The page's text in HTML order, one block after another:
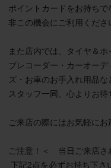
ポイントカードをお持ち
非この機会にご利用くださ
また店内では、タイヤ＆
ブレコーダー・カーオー
ズ・お車のお手入れ用品
スタッフ一同、心よりお待
ご来店の際にはお気軽にお
ご注意！＜　当日ご来店さ